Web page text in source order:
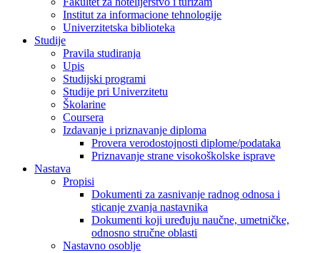
Institut za informacione tehnologije
Univerzitetska biblioteka
Studije
Pravila studiranja
Upis
Studijski programi
Studije pri Univerzitetu
Školarine
Coursera
Izdavanje i priznavanje diploma
Provera verodostojnosti diplome/podataka
Priznavanje strane visokoškolske isprave
Nastava
Propisi
Dokumenti za zasnivanje radnog odnosa i
sticanje zvanja nastavnika
Dokumenti koji uređuju naučne, umetničke,
odnosno stručne oblasti
Nastavno osoblje